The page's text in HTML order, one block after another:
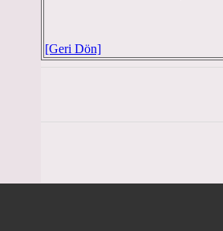
[Geri Dön]